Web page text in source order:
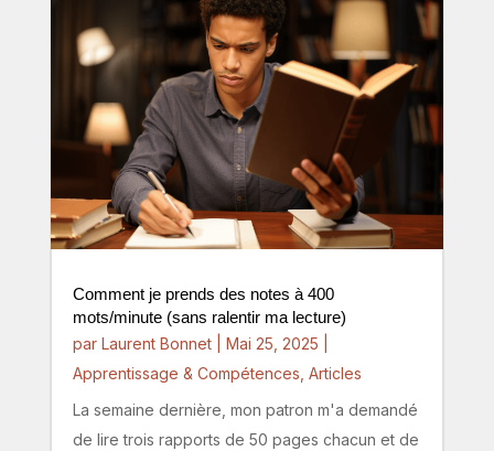
Comment je prends des notes à 400
mots/minute (sans ralentir ma lecture)
par Laurent Bonnet| Mai 25, 2025
Apprentissage & Compétences Articles
La semaine dernière, mon patron m'a demandé
de lire trois rapports de 50 pages chacun et de